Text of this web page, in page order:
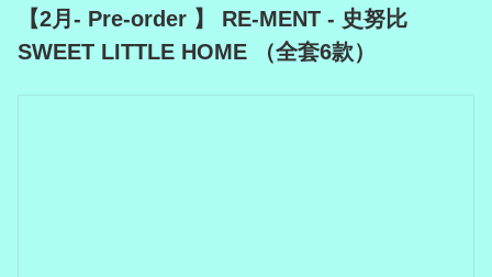
【2月- Pre-order 】 RE-MENT - 史努比
SWEET LITTLE HOME （全套6款）